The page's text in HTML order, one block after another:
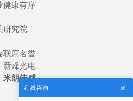
健康有序
研究院
联席名誉
新烽光电
米朗传感
在线咨询